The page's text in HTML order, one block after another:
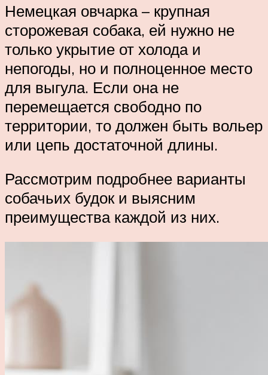
Немецкая овчарка – крупная
сторожевая собака, ей нужно не
только укрытие от холода и
непогоды, но и полноценное место
для выгула. Если она не
перемещается свободно по
территории, то должен быть вольер
или цепь достаточной длины.
Рассмотрим подробнее варианты
собачьих будок и выясним
преимущества каждой из них.